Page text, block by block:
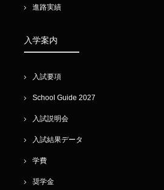
進路実績
入学案内
入試要項
School Guide 2027
入試説明会
入試結果データ
学費
奨学金